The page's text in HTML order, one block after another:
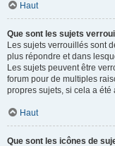
Haut
Que sont les sujets
Les sujets verrouillés sont
plus répondre et dans
Les sujets peuvent être
forum pour de multiples
propres sujets, si cela a
Haut
Que sont les icônes de